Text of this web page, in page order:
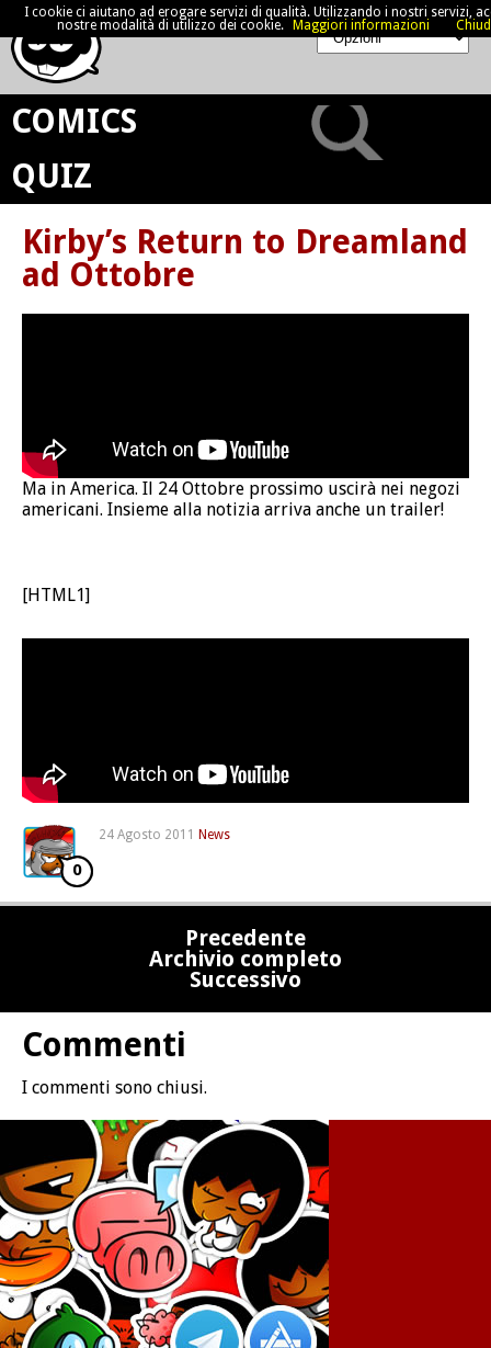
COMICS
QUIZ
Kirby’s Return to Dreamland
ad Ottobre
Ma in America. Il 24 Ottobre prossimo uscirà nei negozi
americani. Insieme alla notizia arriva anche un trailer!
[HTML1]
24 Agosto 2011 News
0
Precedente
Archivio completo
Successivo
Commenti
I commenti sono chiusi.
I cookie ci aiutano ad erogare servizi di qualità. Utilizzando i nostri servizi,
nostre modalità di utilizzo dei cookie.
Maggiori informazioni